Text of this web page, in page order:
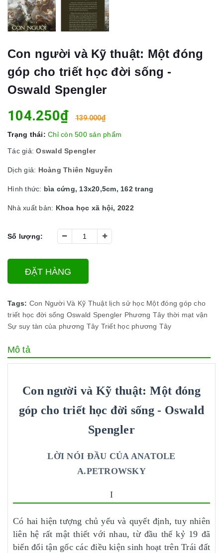
Con người và Kỹ thuật: Một đóng
góp cho triết học đời sống -
Oswald Spengler
104.250₫ 139.000₫
Trạng thái: Chỉ còn 500 sản phẩm
Tác giả:Oswald Spengler
Dịch giả: Hoàng Thiên Nguyễn
Hình thức: bìa cứng, 13x20,5cm, 162 trang
Nhà xuất bản: Khoa học xã hội, 2022
Số lượng:
ĐẶT HÀNG
Tags: Con Người Và Kỹ Thuật lịch sử học Một đóng góp cho
triết học đời sống Oswald Spengler Phương Tây thời mạt vận
Sự suy tàn của phương Tây Triết học phương Tây
Mô tả
Con người và Kỹ thuật: Một đóng
góp cho triết học đời sống - Oswald
Spengler
LỜI NÓI ĐẦU CỦA ANATOLE
A.PETROWSKY
I
Có hai hiện tượng chủ yếu và quyết định, tuy nhiên
liên hệ rất mật thiết với nhau, từ đầu thế kỷ 19 đã
biến đổi tận gốc các điều kiện sinh hoạt trên Trái đất